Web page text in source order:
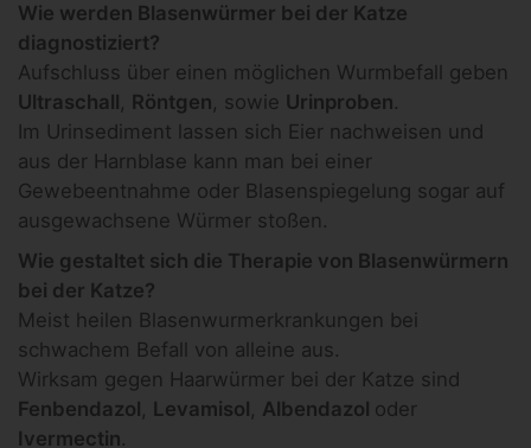
Wie werden Blasenwürmer bei der Katze
diagnostiziert?
Aufschluss über einen möglichen Wurmbefall geben
Ultraschall , Röntgen, sowie Urinproben.
Im Urinsediment lassen sich Eier nachweisen und
aus der Harnblase kann man bei einer
Gewebeentnahme oder Blasenspiegelung sogar auf
ausgewachsene Würmer stoßen.
Wie gestaltet sich die Therapie von Blasenwürmern
bei der Katze?
Meist heilen Blasenwurmerkrankungen bei
schwachem Befall von alleine aus.
Wirksam gegen Haarwürmer bei der Katze sind
Fenbendazol Levamisol Albendazol oder
Ivermectin.